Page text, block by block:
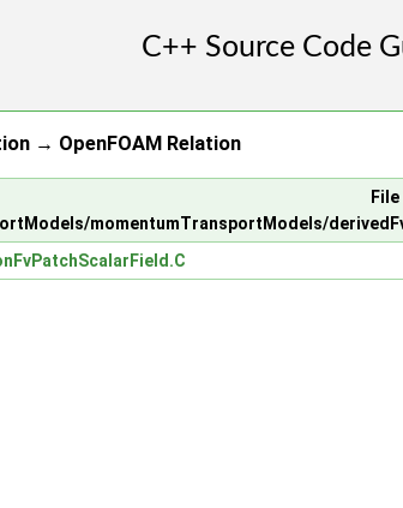
→ OpenFOAM Relation
File
momentumTransportModels/